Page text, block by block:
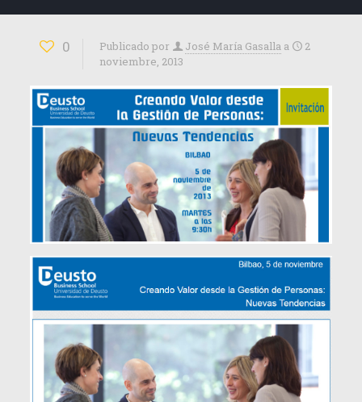
0 Publicado por José María Gasalla a
2
noviembre, 2013